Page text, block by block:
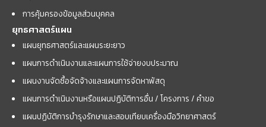
การคุ้มครองข้อมูลส่วนบุคคล
ยุทธศาสตร์แผน
แผนยุทธศาสตร์และแผนระยะยาว
แผนการดำเนินงานและแผนการใช้จ่ายงบประมาณ
แผนงานจัดซื้อจัดจ้างและแผนการจัดหาพัสดุ
แผนการดำเนินงานหรือแผนปฏิบัติการอื่น / โครงการ / คำขอ
แผนปฏิบัติการบำรุงรักษาและสอบเทียบเครื่องมือวิทยาศาสตร์